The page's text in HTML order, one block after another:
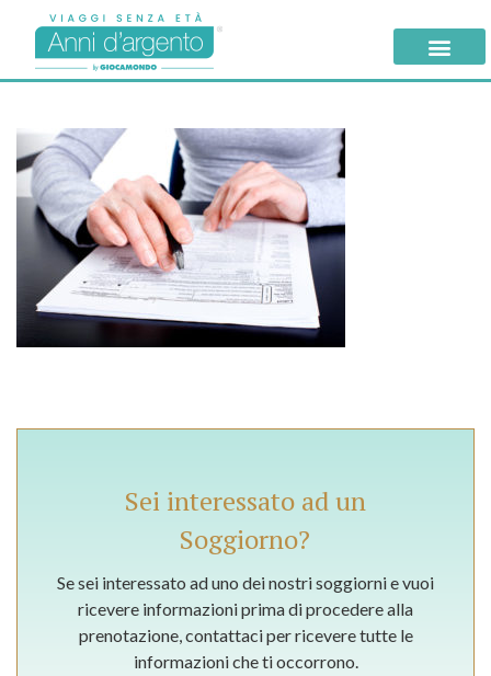
Sei interessato ad un
Soggiorno?
Se sei interessato ad uno dei nostri soggiorni e vuoi
ricevere informazioni prima di procedere alla
prenotazione, contattaci per ricevere tutte le
informazioni che ti occorrono.